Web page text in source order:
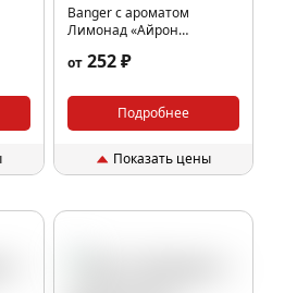
Banger с ароматом
Лимонад «Айрон
от 252 ₽
Подробнее
Показать цены